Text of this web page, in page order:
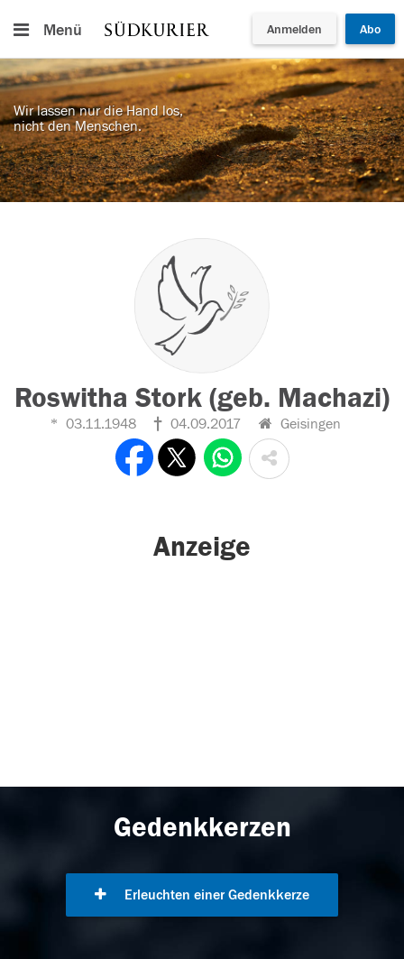
Menü Anmelden Abo
Wir lassen nur die Hand los,
nicht den Menschen.
Roswitha Stork (geb. Machazi)
03.11.1948 04.09.2017 Geisingen
Anzeige
Gedenkkerzen
Erleuchten einer Gedenkkerze